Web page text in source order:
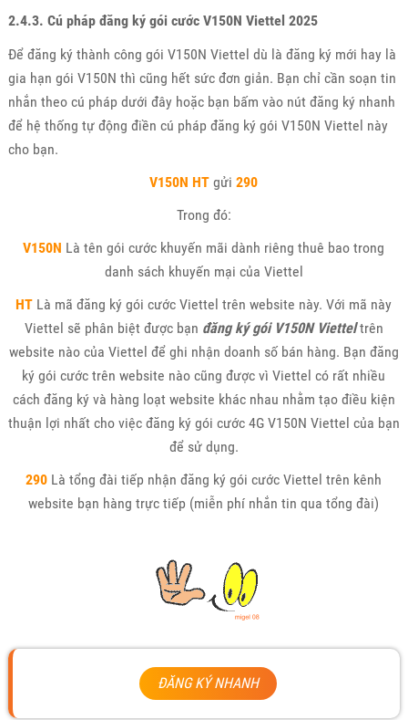
2.4.3. Cú pháp đăng ký gói cước V150N Viettel 2025
Để đăng ký thành công gói V150N Viettel dù là đăng ký mới hay là
gia hạn gói V150N thì cũng hết sức đơn giản. Bạn chỉ cần soạn tin
nhắn theo cú pháp dưới đây hoặc bạn bấm vào nút đăng ký nhanh
để hệ thống tự động điền cú pháp đăng ký gói V150N Viettel này
cho bạn.
V150N HT gửi 290
Trong đó:
V150N Là tên gói cước khuyến mãi dành riêng thuê bao trong
danh sách khuyến mại của Viettel
HT Là mã đăng ký gói cước Viettel trên website này. Với mã này
Viettel sẽ phân biệt được bạn đăng ký gói V150N Vietteltrên
website nào của Viettel để ghi nhận doanh số bán hàng. Bạn đăng
ký gói cước trên website nào cũng được vì Viettel có rất nhiều
cách đăng ký và hàng loạt website khác nhau nhằm tạo điều kiện
thuận lợi nhất cho việc đăng ký gói cước 4G V150N Viettel của bạn
để sử dụng.
290 Là tổng đài tiếp nhận đăng ký gói cước Viettel trên kênh
website bạn hàng trực tiếp (miễn phí nhắn tin qua tổng đài)
ĐĂNG KÝ NHANH